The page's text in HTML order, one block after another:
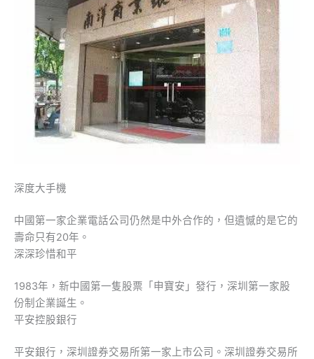
深度大手機
中國第一家企業電話公司仍然是中外合作的，但遺憾的是它的
壽命只有20年。
深深珍惜和平
1983年，新中國第一隻股票「申寶安」發行，深圳第一家股
份制企業誕生。
平安控股銀行
平安銀行，深圳證券交易所第一家上市公司。深圳證券交易所